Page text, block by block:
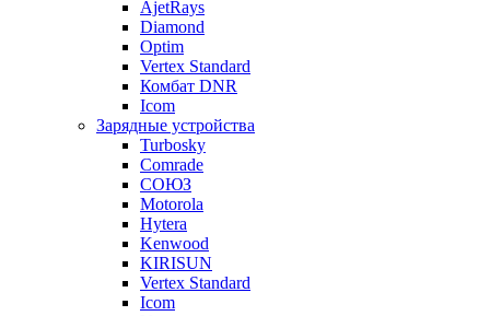
AjetRays
Diamond
Optim
Vertex Standard
Комбат DNR
Icom
Зарядные устройства
Turbosky
Comrade
СОЮЗ
Motorola
Hytera
Kenwood
KIRISUN
Vertex Standard
Icom